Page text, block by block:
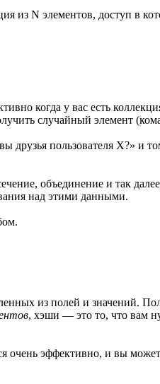
из N элементов, доступ в
когда у вас есть
случайный элемент
друзья пользователя X?»
объединение и так
над этими данными.
из полей и
, хэши — это то, что вам
эффективно, и вы